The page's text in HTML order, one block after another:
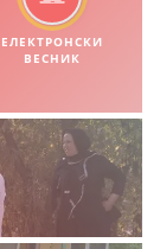
ЕЛЕКТРОНСКИ
ВЕСНИК